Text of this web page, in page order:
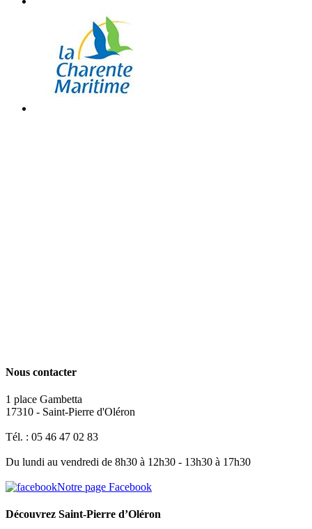
Nous contacter
1 place Gambetta
17310 - Saint-Pierre d'Oléron
Tél. : 05 46 47 02 83
Du lundi au vendredi de 8h30 à 12h30 - 13h30 à 17h30
Notre page Facebook
Découvrez Saint-Pierre d’Oléron